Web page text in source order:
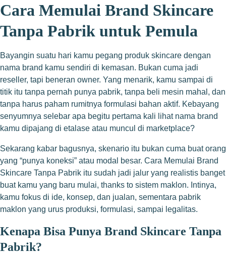
Cara Memulai Brand Skincare
Tanpa Pabrik untuk Pemula
Bayangin suatu hari kamu pegang produk skincare dengan
nama brand kamu sendiri di kemasan. Bukan cuma jadi
reseller, tapi beneran owner. Yang menarik, kamu sampai di
titik itu tanpa pernah punya pabrik, tanpa beli mesin mahal, dan
tanpa harus paham rumitnya formulasi bahan aktif. Kebayang
senyumnya selebar apa begitu pertama kali lihat nama brand
kamu dipajang di etalase atau muncul di marketplace?
Sekarang kabar bagusnya, skenario itu bukan cuma buat orang
yang “punya koneksi” atau modal besar. Cara Memulai Brand
Skincare Tanpa Pabrik itu sudah jadi jalur yang realistis banget
buat kamu yang baru mulai, thanks to sistem maklon. Intinya,
kamu fokus di ide, konsep, dan jualan, sementara pabrik
maklon yang urus produksi, formulasi, sampai legalitas.
Kenapa Bisa Punya Brand Skincare Tanpa
Pabrik?